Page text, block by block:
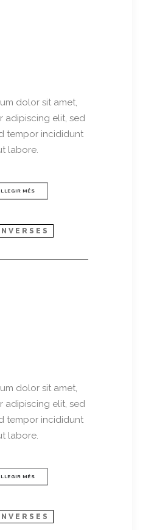
dolor sit amet,
adipiscing elit, sed
tempor incididunt
labore.
LLEGIR MÉS
dolor sit amet,
adipiscing elit, sed
tempor incididunt
labore.
LLEGIR MÉS